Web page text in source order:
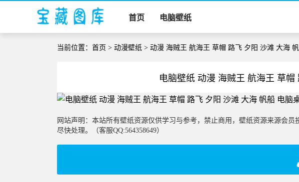
首页 电脑壁纸
当前位置：首页 >动漫壁纸 > 动漫 海贼王 航海王 草帽 路飞 夕阳 沙滩 大海
电脑壁纸 动漫 海贼王 航海王 草
网站声明：本站所有壁纸资源仅供学习与参考，禁止商用，壁纸资源来源会
尽快处理。（客服QQ:564358649）